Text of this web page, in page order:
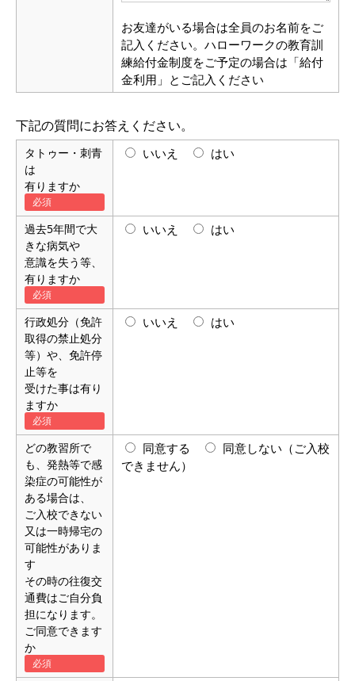
お友達がいる場合は全員のお名前をご
記入ください。ハローワークの教育訓
練給付金制度をご予定の場合は「給付
金利用」とご記入ください
下記の質問にお答えください。
タトゥー・刺青
は
有りますか
いいえ はい
過去5年間で大
きな病気や
意識を失う等、
有りますか
いいえ はい
行政処分（免許
取得の禁止処分
等）や、免許停
止等を
受けた事は有り
ますか
いいえ はい
どの教習所で
も、発熱等で感
染症の可能性が
ある場合は、
ご入校できない
又は一時帰宅の
可能性がありま
す
その時の往復交
通費はご自分負
担になります。
ご同意できます
か
同意する
同意しない（ご入校
できません）